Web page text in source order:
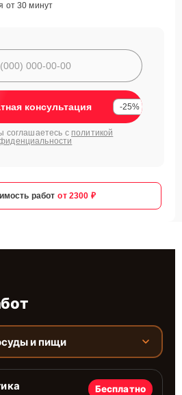
от 30 минут
консультация -25%
соглашаетесь с политикой
работ от 2300 ₽
и пищи
Бесплатно